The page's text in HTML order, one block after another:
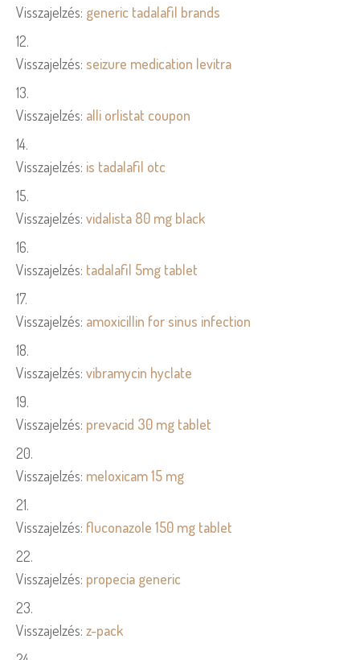
Visszajelzés: generic tadalafil brands
Visszajelzés: seizure medication levitra
Visszajelzés: alli orlistat coupon
Visszajelzés: is tadalafil otc
Visszajelzés: vidalista 80 mg black
Visszajelzés: tadalafil 5mg tablet
Visszajelzés: amoxicillin for sinus infection
Visszajelzés: vibramycin hyclate
Visszajelzés: prevacid 30 mg tablet
Visszajelzés: meloxicam 15 mg
Visszajelzés: fluconazole 150 mg tablet
Visszajelzés: propecia generic
Visszajelzés: z-pack